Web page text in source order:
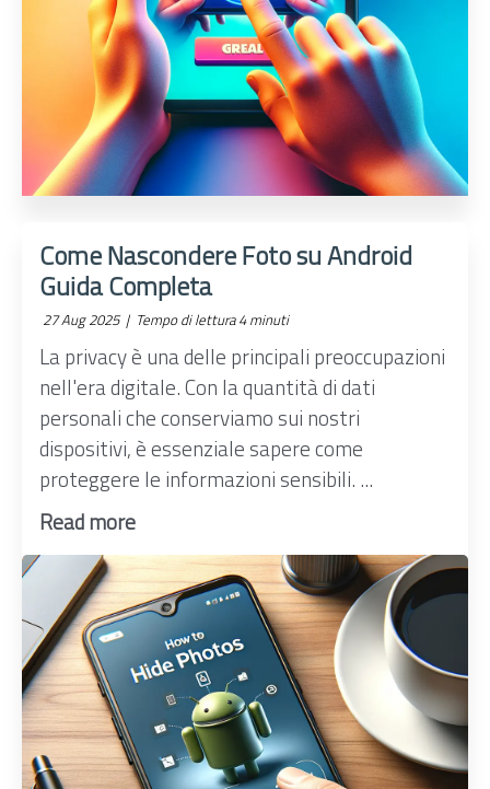
Come Nascondere Foto su Android
Guida Completa
27 Aug 2025 | Tempo di lettura 4 minuti
La privacy è una delle principali preoccupazioni
nell'era digitale. Con la quantità di dati
personali che conserviamo sui nostri
dispositivi, è essenziale sapere come
proteggere le informazioni sensibili. ...
Read more